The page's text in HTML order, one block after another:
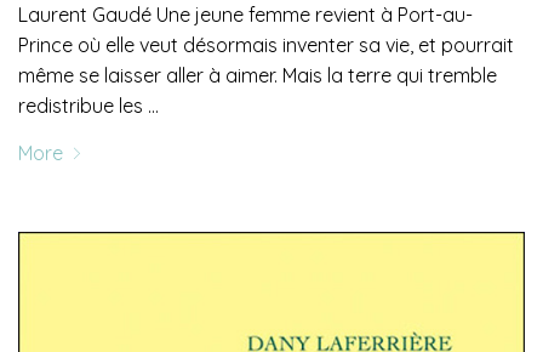
Laurent Gaudé Une jeune femme revient à Port-au-
Prince où elle veut désormais inventer sa vie, et pourrait
même se laisser aller à aimer. Mais la terre qui tremble
redistribue les …
More